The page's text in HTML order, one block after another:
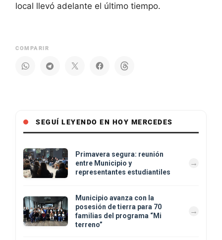
local llevó adelante el último tiempo.
COMPARIR
SEGUÍ LEYENDO EN HOY MERCEDES
Primavera segura: reunión
entre Municipio y
representantes estudiantiles
Municipio avanza con la
posesión de tierra para 70
familias del programa “Mi
terreno”